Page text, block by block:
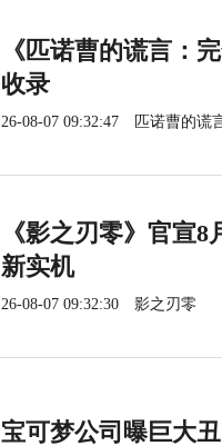
《匹诺曹的谎言：
收录
26-08-07 09:32:47 匹诺曹的谎
《影之刃零》官宣
新实机
26-08-07 09:32:30 影之刃零
宝可梦公司曝巨大